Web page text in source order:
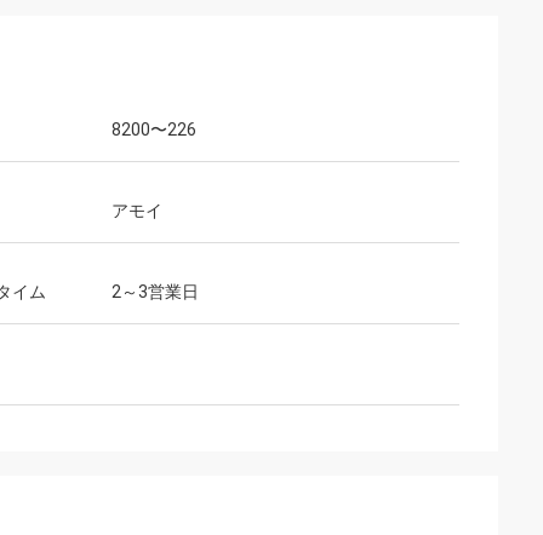
8200〜226
アモイ
イム 2～3営業日